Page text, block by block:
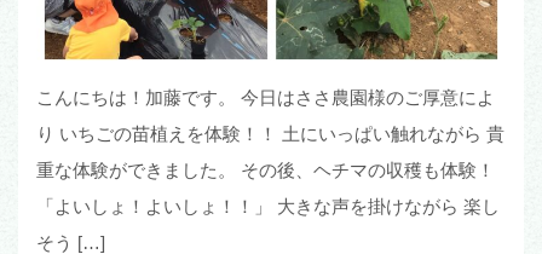
こんにちは！加藤です。 今日はささ農園様のご厚意によ
り いちごの苗植えを体験！！ 土にいっぱい触れながら 貴
重な体験ができました。 その後、ヘチマの収穫も体験！
「よいしょ！よいしょ！！」 大きな声を掛けながら 楽し
そう […]